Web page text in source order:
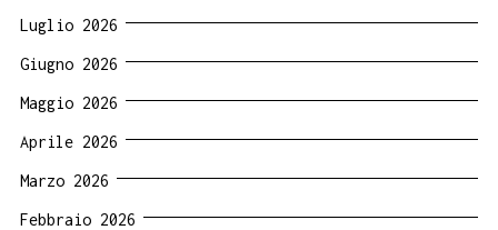
Luglio 2026
Giugno 2026
Maggio 2026
Aprile 2026
Marzo 2026
Febbraio 2026